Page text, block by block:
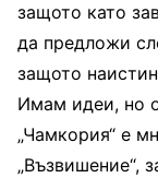
защото като
да предложи
защото
Имам идеи, но
„Чамкория“ е
„Възвишение“,